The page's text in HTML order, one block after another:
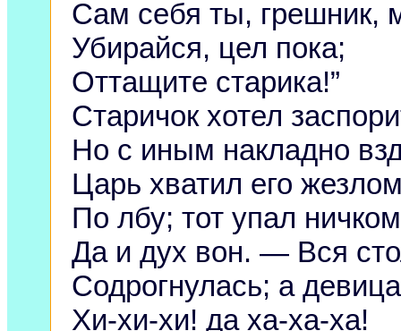
Сам себя ты, грешник,
Убирайся, цел пока;
Оттащите старика!”
Старичок хотел
Но с иным накладно
Царь хватил его
По лбу; тот упал
Да и дух вон. — Вся
Содрогнулась; а
Хи-хи-хи! да ха-ха-ха!